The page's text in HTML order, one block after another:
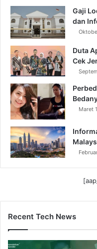
Gaji
dan
Duta
Cek
Maret
Recent Tech News